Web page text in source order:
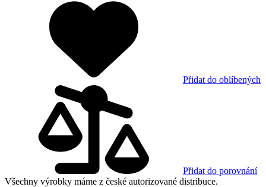
Přidat do oblíbených
Přidat do porovnání
Všechny výrobky máme z české autorizované distribuce.